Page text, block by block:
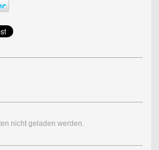
nicht geladen werden.